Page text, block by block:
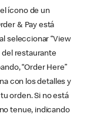
ícono de un
& Pay está
seleccionar “View
del restaurante
“Order Here”
con los detalles y
orden. Si no está
tenue, indicando